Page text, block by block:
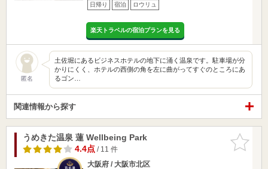
日帰り 宿泊 ロウリュ
楽天トラベルの宿泊プランを見る
匿名
土佐堀にあるビジネスホテルの地下に涌く温泉です。駐車場が分
かりにくく、ホテルの西側の角を左に曲がってすぐのところにあ
るゴン…
関連情報から探す
お気に入
りに追加
うめきた温泉 蓮 Wellbeing Park
4.4点/ 11 件
大阪府 / 大阪市北区